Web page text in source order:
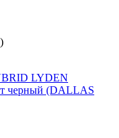
LYDEN
черный (DALLAS